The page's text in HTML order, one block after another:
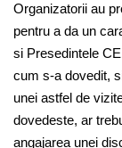
Organizatorii au
pentru a da un
si Presedintele
cum s-a dovedit,
unei astfel de
dovedeste, ar
angajarea unei